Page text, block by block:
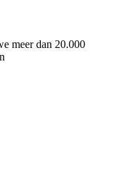
meer dan 20.000